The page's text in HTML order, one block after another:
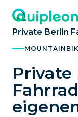
Private Berlin
Private